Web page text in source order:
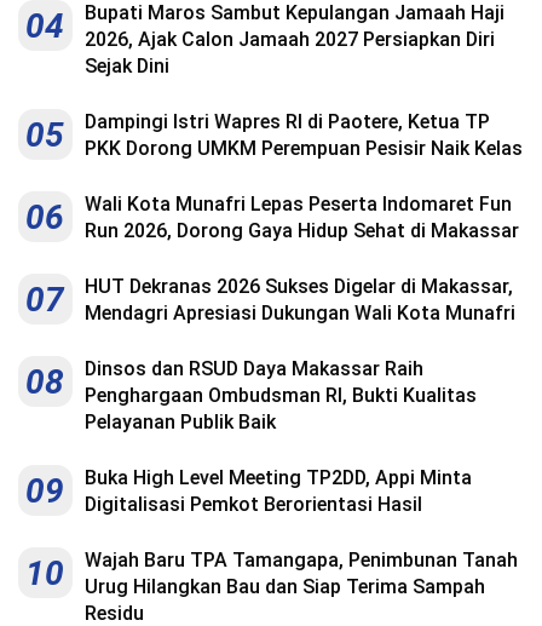
04
Bupati Maros Sambut Kepulangan Jamaah Haji
2026, Ajak Calon Jamaah 2027 Persiapkan Diri
Sejak Dini
05
Dampingi Istri Wapres RI di Paotere, Ketua TP
PKK Dorong UMKM Perempuan Pesisir Naik Kelas
06
Wali Kota Munafri Lepas Peserta Indomaret Fun
Run 2026, Dorong Gaya Hidup Sehat di Makassar
07
HUT Dekranas 2026 Sukses Digelar di Makassar,
Mendagri Apresiasi Dukungan Wali Kota Munafri
08
Dinsos dan RSUD Daya Makassar Raih
Penghargaan Ombudsman RI, Bukti Kualitas
Pelayanan Publik Baik
09
Buka High Level Meeting TP2DD, Appi Minta
Digitalisasi Pemkot Berorientasi Hasil
10
Wajah Baru TPA Tamangapa, Penimbunan Tanah
Urug Hilangkan Bau dan Siap Terima Sampah
Residu